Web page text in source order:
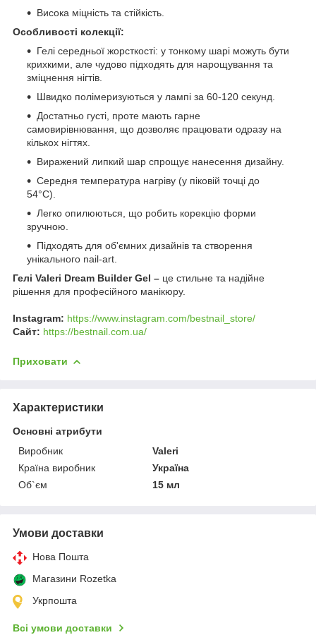
Висока міцність та стійкість.
Особливості колекції:
Гелі середньої жорсткості: у тонкому шарі можуть бути
крихкими, але чудово підходять для нарощування та
зміцнення нігтів.
Швидко полімеризуються у лампі за 60-120 секунд.
Достатньо густі, проте мають гарне
самовирівнювання, що дозволяє працювати одразу на
кількох нігтях.
Виражений липкий шар спрощує нанесення дизайну.
Середня температура нагріву (у піковій точці до
54°C).
Легко опилюються, що робить корекцію форми
зручною.
Підходять для об'ємних дизайнів та створення
унікального nail-art.
Гелі Valeri Dream Builder Gel – це стильне та надійне
рішення для професійного манікюру.
Instagram: https://www.instagram.com/bestnail_store/
Сайт: https://bestnail.com.ua/
Приховати
Характеристики
Основні атрибути
Виробник
Valeri
Країна виробник
Україна
Об`єм
15 мл
Умови доставки
Нова Пошта
Магазини Rozetka
Укрпошта
Всі умови доставки